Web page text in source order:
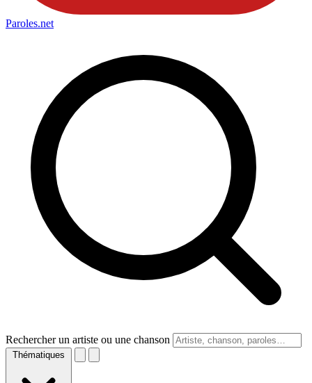
Paroles.net
Rechercher un artiste ou une chanson
Thématiques